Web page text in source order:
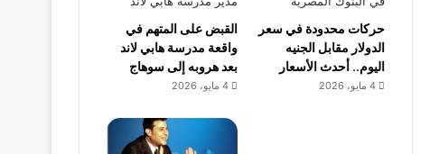
حركات محدودة في سعر
الدولار مقابل الجنيه
اليوم.. أحدث الأسعار
4 مايو، 2026
القبض على المتهم في
واقعة مدرسة هابي لاند
بعد هروبه إلى سوهاج
4 مايو، 2026